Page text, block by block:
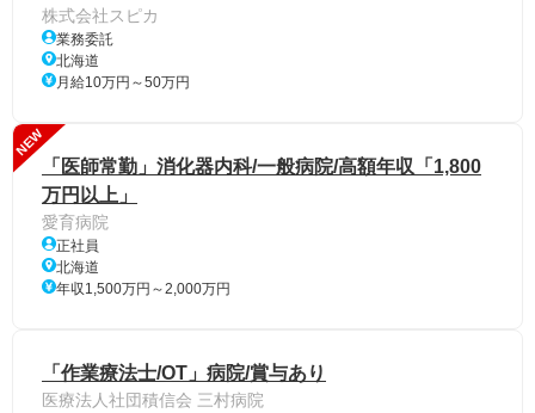
株式会社スピカ
業務委託
北海道
月給10万円～50万円
NEW
「医師常勤」消化器内科/一般病院/高額年収「1,800
万円以上」
愛育病院
正社員
北海道
年収1,500万円～2,000万円
「作業療法士/OT」病院/賞与あり
医療法人社団積信会 三村病院